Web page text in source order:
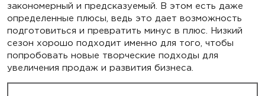
закономерный и предсказуемый. В этом есть даже
определенные плюсы, ведь это дает возможность
подготовиться и превратить минус в плюс. Низкий
сезон хорошо подходит именно для того, чтобы
попробовать новые творческие подходы для
увеличения продаж и развития бизнеса.